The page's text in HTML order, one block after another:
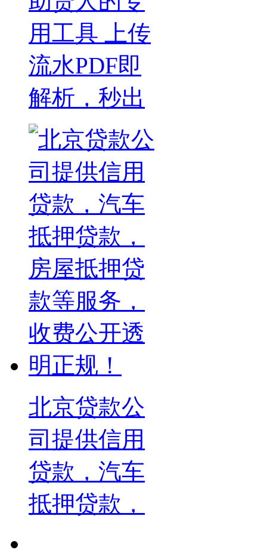
用工具 上传
流水PDF即
解析，秒出
北京贷款公
司提供信用
贷款，汽车
抵押贷款，